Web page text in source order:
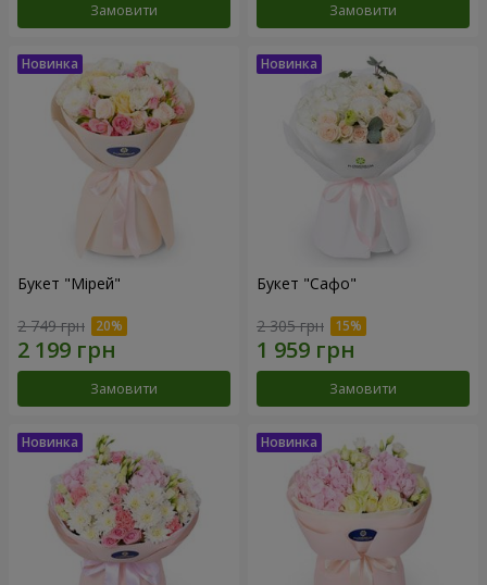
Замовити Замовити
Букет "Мірей"
2 749 грн
Замовити
Букет "Сафо"
2 305 грн
Замовити